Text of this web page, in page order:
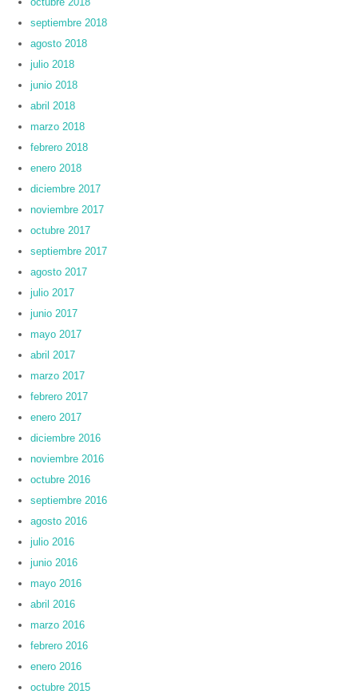
septiembre 2018
agosto 2018
julio 2018
junio 2018
abril 2018
marzo 2018
febrero 2018
enero 2018
diciembre 2017
noviembre 2017
octubre 2017
septiembre 2017
agosto 2017
julio 2017
junio 2017
mayo 2017
abril 2017
marzo 2017
febrero 2017
enero 2017
diciembre 2016
noviembre 2016
octubre 2016
septiembre 2016
agosto 2016
julio 2016
junio 2016
mayo 2016
abril 2016
marzo 2016
febrero 2016
enero 2016
octubre 2015